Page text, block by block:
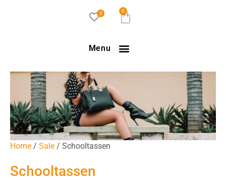
0 0
Menu
Home / Sale / Schooltassen
Schooltassen